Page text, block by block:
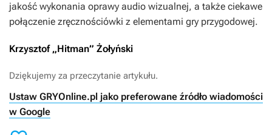
jakość wykonania oprawy audio wizualnej, a także ciekawe
połączenie zręcznościówki z elementami gry przygodowej.
Krzysztof „Hitman” Żołyński
Dziękujemy za przeczytanie artykułu.
Ustaw GRYOnline.pl jako preferowane źródło wiadomości
w Google